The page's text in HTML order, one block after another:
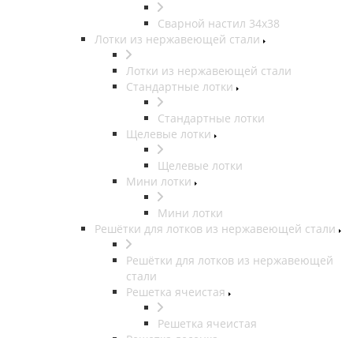
Сварной настил 34x38
Лотки из нержавеющей стали
Лотки из нержавеющей стали
Стандартные лотки
Стандартные лотки
Щелевые лотки
Щелевые лотки
Мини лотки
Мини лотки
Решётки для лотков из нержавеющей стали
Решётки для лотков из нержавеющей
стали
Решетка ячеистая
Решетка ячеистая